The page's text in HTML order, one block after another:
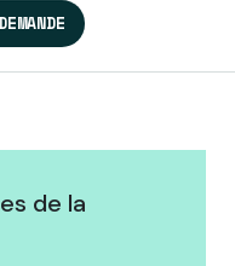
de la